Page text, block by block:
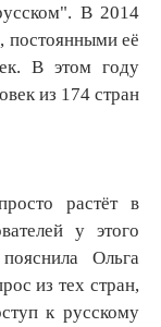
В 2014
постоянными её
В этом году
из 174 стран
растёт в
у этого
Ольга
из тех стран,
к русскому